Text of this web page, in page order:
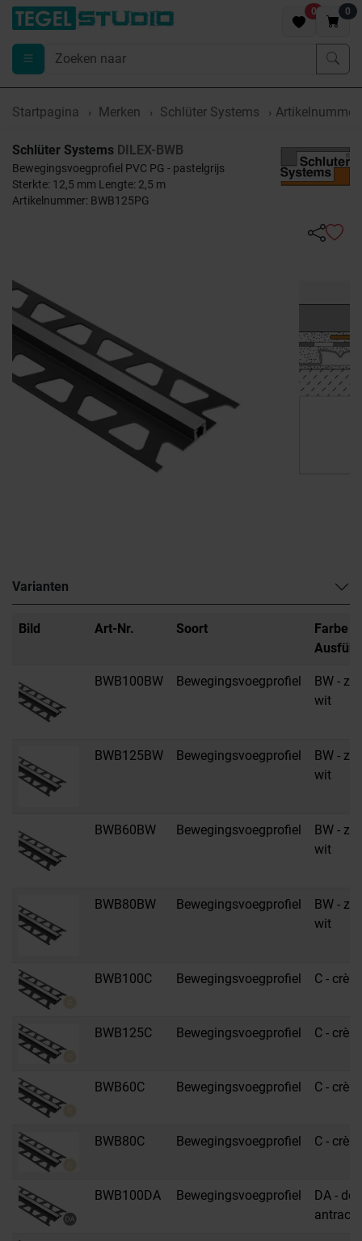
0 0
Startpagina Merken Schlüter Systems Artikelnummer
Schlüter Systems DILEX-BWB
Bewegingsvoegprofiel PVC PG - pastelgrijs
Sterkte: 12,5 mm Lengte: 2,5 m
Artikelnummer: BWB125PG
Varianten
Bild Art-Nr. Soort
Farbe /
BWB100BW Bewegingsvoegprofiel
BW -
wit
BWB125BW Bewegingsvoegprofiel
BW -
wit
BWB60BW Bewegingsvoegprofiel
BW -
wit
BWB80BW Bewegingsvoegprofiel
BW -
wit
BWB100C Bewegingsvoegprofiel C -
BWB125C Bewegingsvoegprofiel C -
BWB60C Bewegingsvoegprofiel C -
BWB80C Bewegingsvoegprofiel C -
BWB100DA Bewegingsvoegprofiel
DA -